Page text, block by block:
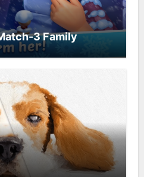
3 Family